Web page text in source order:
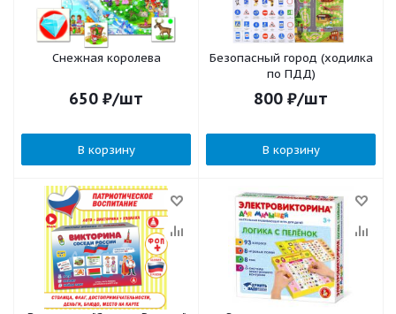
Снежная королева
650 ₽/шт
В корзину
Безопасный город (ходилка
по ПДД)
800 ₽/шт
В корзину